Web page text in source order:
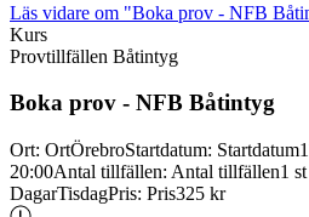
Läs vidare om "Boka prov - NFB
Kurs
Provtillfällen Båtintyg
Boka prov - NFB Båtintyg
Ort: OrtÖrebroStartdatum: Startdatum
20:00Antal tillfällen: Antal tillfällen1
DagarTisdagPris: Pris325 kr